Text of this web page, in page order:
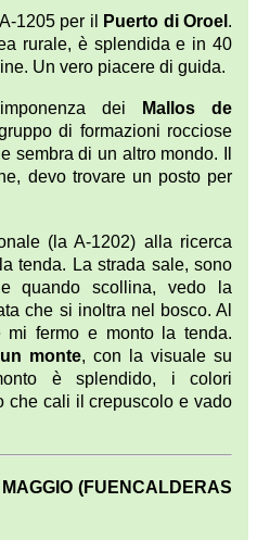
1205 per il Puerto di Oroel .
rurale, è splendida e in 40
Un vero piacere di guida.
dei
Mallos de
di formazioni rocciose
sembra di un altro mondo. Il
devo trovare un posto per
(la A-1202) alla ricerca
tenda. La strada sale, sono
quando scollina, vedo la
che si inoltra nel bosco. Al
mi fermo e monto la tenda.
monte, con la visuale su
è splendido, i colori
che cali il crepuscolo e vado
(FUENCALDERAS